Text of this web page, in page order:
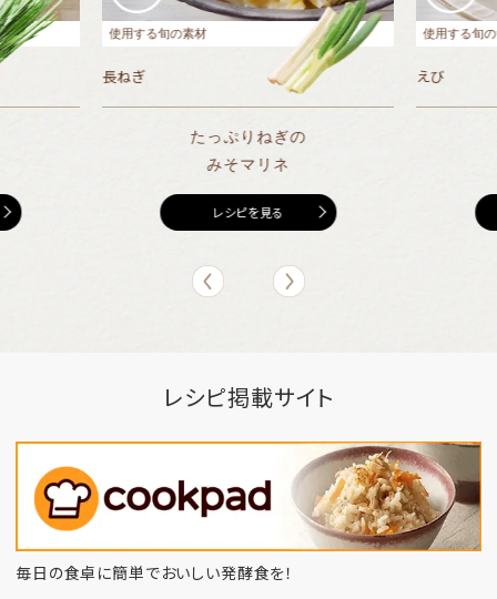
使用する旬の素材
長ねぎ
たっぷりねぎの
みそマリネ
レシピを見る
使用する旬
えび
レシピ掲載サイト
毎日の食卓に簡単でおいしい発酵食を！